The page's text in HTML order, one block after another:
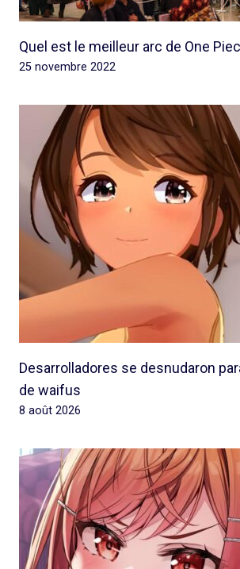
Quel est le meilleur arc de One
25 novembre 2022
Desarrolladores se desnudaron
de waifus
8 août 2026